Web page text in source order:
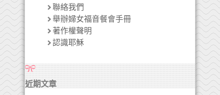
聯絡我們
舉辦婦女福音餐會手冊
著作權聲明
認識耶穌
近期文章